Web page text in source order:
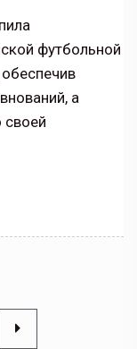
футбольной
а
своей